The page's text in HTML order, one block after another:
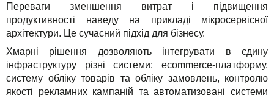
Переваги зменшення витрат і підвищення
продуктивності наведу на прикладі мікросервісної
архітектури. Це сучасний підхід для бізнесу.
Хмарні рішення дозволяють інтегрувати в єдину
інфраструктуру різні системи: ecommerce-платформу,
систему обліку товарів та обліку замовлень, контролю
якості рекламних кампаній та автоматизовані системи